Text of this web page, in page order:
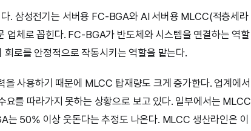
. 삼성전기는 서버용 FC-BGA와 AI 서버용 MLCC(적층세라
업체로 꼽힌다. FC-BGA가 반도체와 시스템을 연결하는 역할
로를 안정적으로 작동시키는 역할을 맡는다.
사용하기 때문에 MLCC 탑재량도 크게 증가한다. 업계에서
를 따라가지 못하는 상황으로 보고 있다. 일부에서는 MLCC
50% 이상 웃돈다는 추정도 나온다. MLCC 생산라인은 이